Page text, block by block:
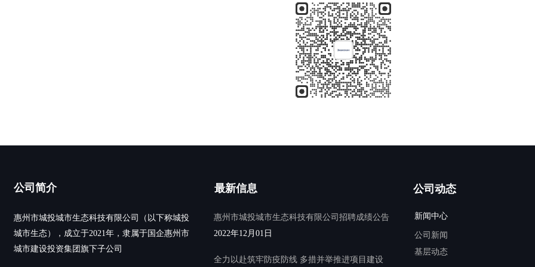
公司简介
惠州市城投城市生态科技有限公司（以下称城投
城市生态），成立于2021年，隶属于国企惠州市
城市建设投资集团旗下子公司
最新信息 公司动态
惠州市城投城市生态科技有限公司招聘成绩公告
2022年12月01日
全力以赴筑牢防疫防线 多措并举推进项目建设
新闻中心
公司新闻
基层动态